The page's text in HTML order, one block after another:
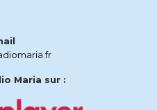
Maria sur :